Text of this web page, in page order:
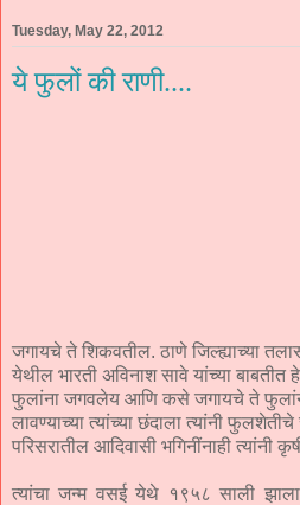
Tuesday, May 22, 2012
ये फुलों की राणी....
जगायचे ते शिकवतील. ठाणे जिल्ह्याच्या
येथील भारती अविनाश सावे यांच्या बाबतीत
फुलांना जगवलेय आणि कसे जगायचे ते
लावण्याच्या त्यांच्या छंदाला त्यांनी
परिसरातील आदिवासी भगिनींनाही त्यांनी
त्यांचा जन्म वसई येथे १९५८ साली झाला.